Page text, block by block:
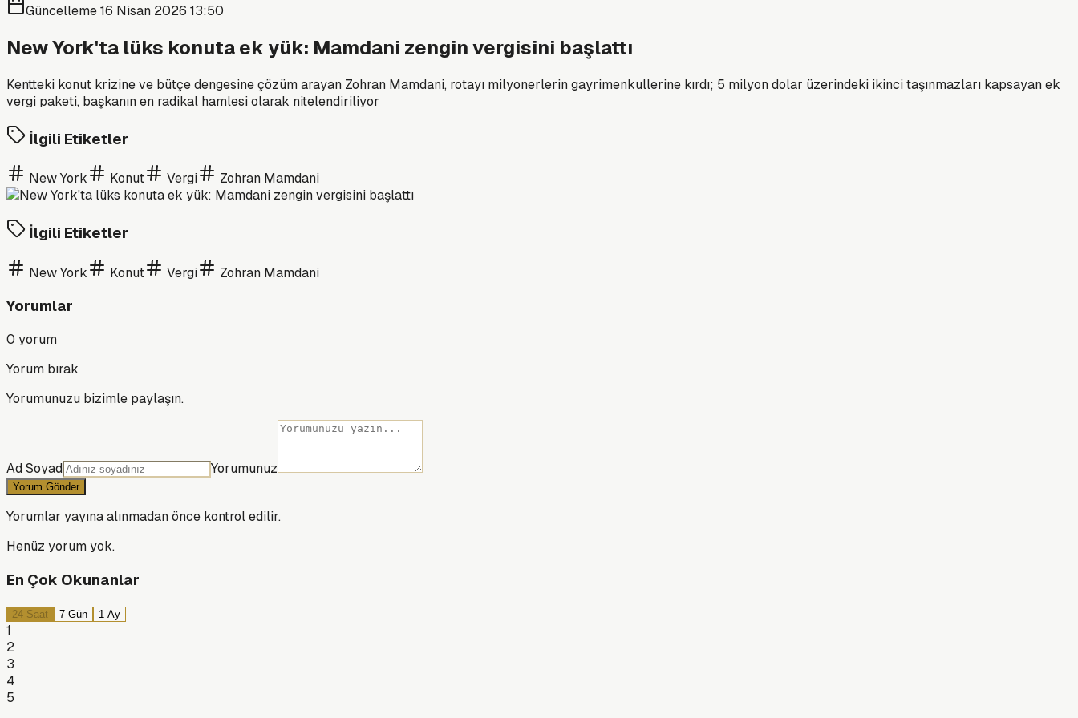
Güncelleme16 Nisan 2026 13:50
New York'ta lüks konuta ek yük: Mamdani zengin vergisini başlattı
Kentteki konut krizine ve bütçe dengesine çözüm arayan Zohran Mamdani, rotayı milyonerlerin gayrimenkullerine kırdı; 5 milyon dolar üzerindeki ikinci taşınmazları kapsayan ek
vergi paketi, başkanın en radikal hamlesi olarak nitelendiriliyor
İlgili Etiketler
New York Konut Vergi Zohran Mamdani
İlgili Etiketler
New York Konut Vergi Zohran Mamdani
Yorumlar
0 yorum
Yorum bırak
Yorumunuzu bizimle paylaşın.
Ad Soyad Yorumunuz
Yorum Gönder
Yorumlar yayına alınmadan önce kontrol edilir.
Henüz yorum yok.
En Çok Okunanlar
24 Saat 7 Gün 1 Ay
1
2
3
4
5